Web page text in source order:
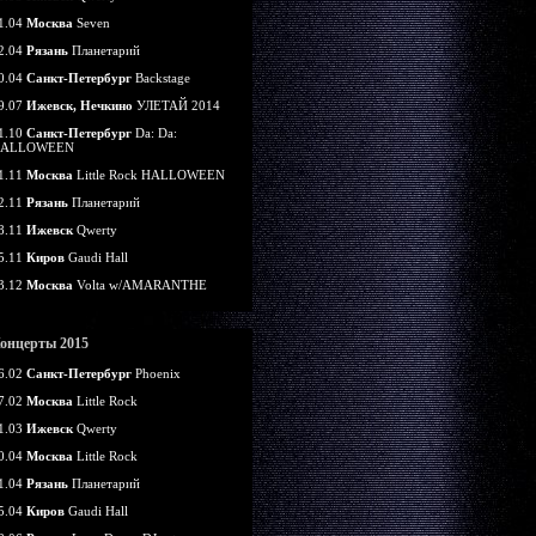
Москва Seven
Рязань Планетарий
Санкт-Петербург Backstage
Ижевск, Нечкино УЛЕТАЙ 2014
Санкт-Петербург Da: Da:
Москва Little Rock HALLOWEEN
Рязань Планетарий
Ижевск Qwerty
Киров Gaudi Hall
Москва Volta w/AMARANTHE
2015
Санкт-Петербург Phoenix
Москва Little Rock
Ижевск Qwerty
Москва Little Rock
Рязань Планетарий
Киров Gaudi Hall